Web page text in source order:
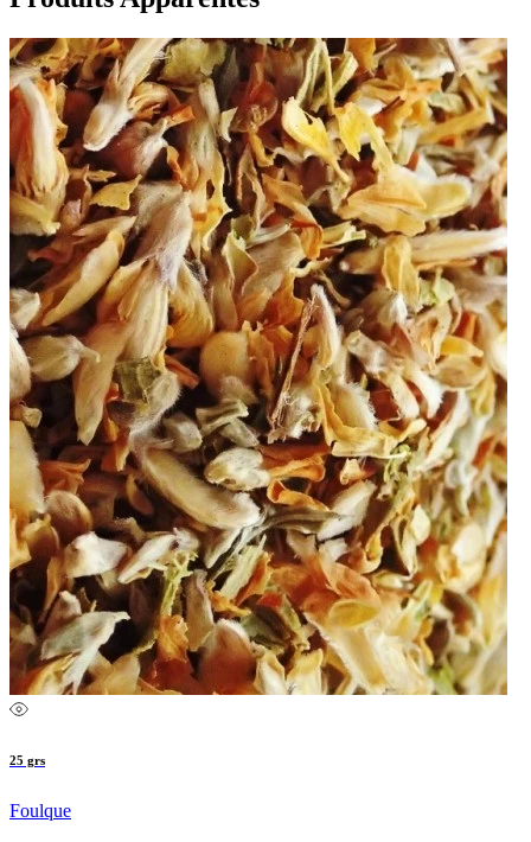
25 grs
Foulque